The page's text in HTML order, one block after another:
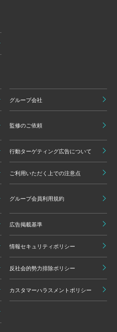
グループ会社
監修のご依頼
行動ターゲティング広告について
ご利用いただく上での注意点
グループ会員利用規約
広告掲載基準
情報セキュリティポリシー
反社会的勢力排除ポリシー
カスタマーハラスメントポリシー